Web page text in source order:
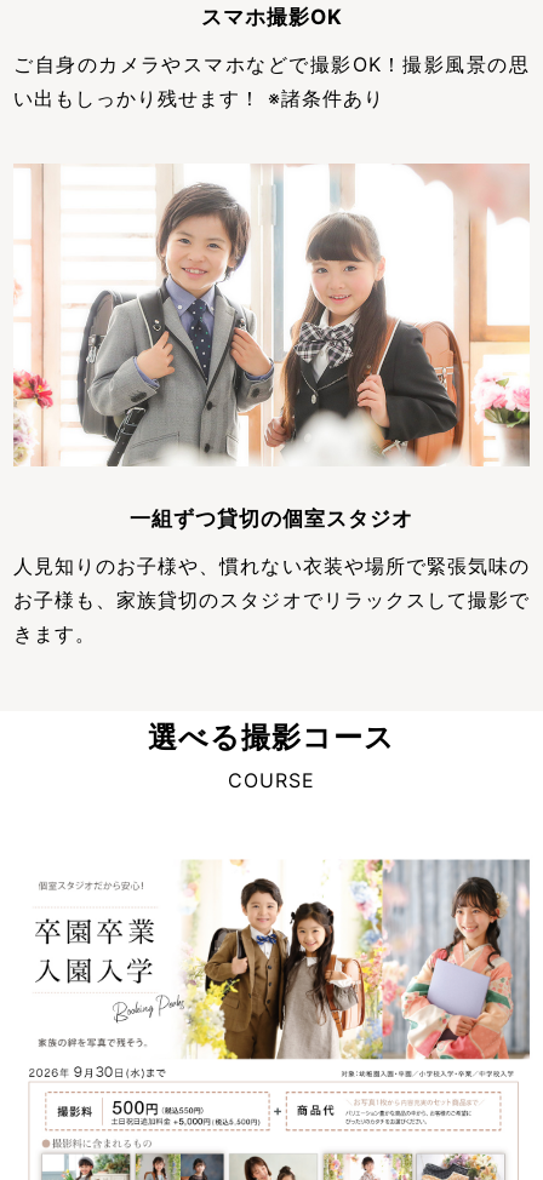
スマホ撮影OK
ご自身のカメラやスマホなどで撮影OK！撮影風景の思
い出もしっかり残せます！ ※諸条件あり
一組ずつ貸切の個室スタジオ
人見知りのお子様や、慣れない衣装や場所で緊張気味の
お子様も、家族貸切のスタジオでリラックスして撮影で
きます。
選べる撮影コース
COURSE